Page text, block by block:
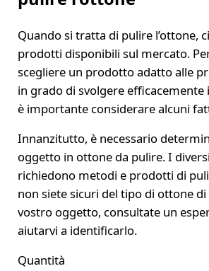
Quando si tratta di pulire l’ottone,
prodotti disponibili sul mercato.
scegliere un prodotto adatto alle
in grado di svolgere
è importante considerare alcuni
Innanzitutto, è necessario
oggetto in ottone da pulire. I
richiedono metodi e prodotti di
non siete sicuri del tipo di ottone
vostro oggetto, consultate un
aiutarvi a identificarlo.
Quantità